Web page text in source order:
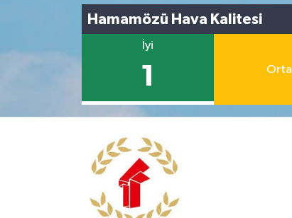
Hamamözü Hava Kalitesi
İyi
1 Orta